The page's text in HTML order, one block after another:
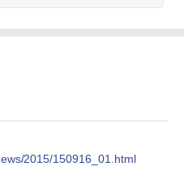
2015/150916_01.html